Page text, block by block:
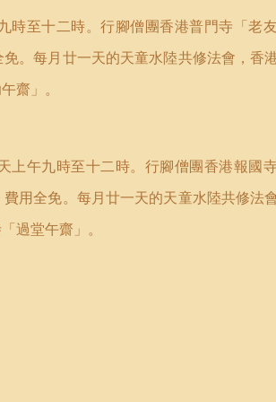
時至十二時。行腳僧團香港普門寺「老
免。每月廿一天的天童水陸共修法會 ，香
齋 」 。
午九時至十二時。 行腳僧團香港報國
用全免。 每月廿一天的天童水陸共修法
「過堂午齋 」 。